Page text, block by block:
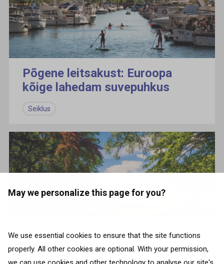
May we personalize this page for you?
We use essential cookies to ensure that the site functions
properly. All other cookies are optional. With your permission,
Põgene leitsakust: Euroopa
kõige lahedam suvepuhkus
Seiklus
Aberdeen: Sinu pilet Šotimaa
uhketele maastikele